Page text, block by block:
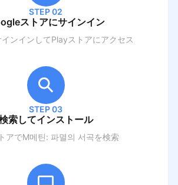
STEP 02
ストアにサインイン
ンインしてPlayストアにアクセス
STEP 03
索してインストール
アでM메틴: 파멸의 서곡を検索